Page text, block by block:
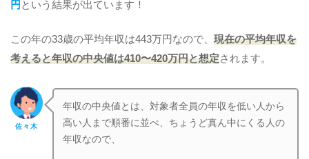
円 という結果が出ています！
この年の33歳の平均年収は443万円なので、 現在の平均年収を
考えると年収の中央値は410〜420万円と想定されます。
佐々木
年収の中央値とは、対象者全員の年収を低い人から
高い人まで順番に並べ、ちょうど真ん中にくる人の
年収なので、